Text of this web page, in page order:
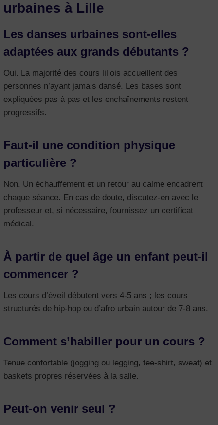
urbaines à Lille
Les danses urbaines sont-elles
adaptées aux grands débutants ?
Oui. La majorité des cours lillois accueillent des
personnes n’ayant jamais dansé. Les bases sont
expliquées pas à pas et les enchaînements restent
progressifs.
Faut-il une condition physique
particulière ?
Non. Un échauffement et un retour au calme encadrent
chaque séance. En cas de doute, discutez-en avec le
professeur et, si nécessaire, fournissez un certificat
médical.
À partir de quel âge un enfant peut-il
commencer ?
Les cours d’éveil débutent vers 4-5 ans ; les cours
structurés de hip-hop ou d’afro urbain autour de 7-8 ans.
Comment s’habiller pour un cours ?
Tenue confortable (jogging ou legging, tee-shirt, sweat) et
baskets propres réservées à la salle.
Peut-on venir seul ?